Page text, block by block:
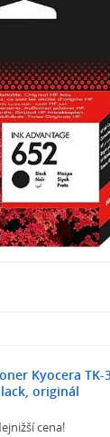
Kyocera TK-
originál
cena!